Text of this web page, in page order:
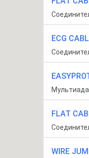
ECG
FLAT
WIRE